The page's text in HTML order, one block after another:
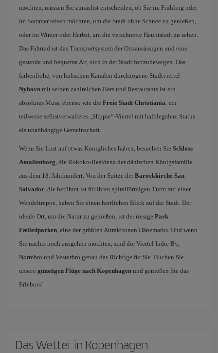
möchten, müssen Sie zunächst entscheiden, ob Sie im Frühling oder
im Sommer reisen möchten, um die Stadt ohne Schnee zu genießen,
oder im Winter oder Herbst, um die verschneite Hauptstadt zu sehen.
Das Fahrrad ist das Transportsystem der Ortsansässigen und eine
gesunde und bequeme Art, sich in der Stadt fortzubewegen. Das
farbenfrohe, von hübschen Kanälen durchzogene Stadtviertel
Nyhavn mit seinen zahlreichen Bars und Restaurants ist ein
absolutes Muss, ebenso wie die Freie Stadt Christiania, ein
teilweise selbstverwaltetes „Hippie“-Viertel mit halblegalem Status
als unabhängige Gemeinschaft.
Wenn Sie Lust auf etwas Königliches haben, besuchen Sie Schloss
Amalienborg, die Rokoko-Residenz der dänischen Königsfamilie
aus dem 18. Jahrhundert. Von der Spitze der Barockkirche San
Salvador, die berühmt ist für ihren spiralförmigen Turm mit einer
Wendeltreppe, haben Sie einen herrlichen Blick auf die Stadt. Der
ideale Ort, um die Natur zu genießen, ist der riesige Park
Fælledparken, eine der größten Attraktionen Dänemarks. Und wenn
Sie nachts noch ausgehen möchten, sind die Viertel Indre By,
Nørrebro und Vesterbro genau das Richtige für Sie. Buchen Sie
unsere günstigen Flüge nach Kopenhagen und genießen Sie das
Erlebnis!
Das Wetter in Kopenhagen